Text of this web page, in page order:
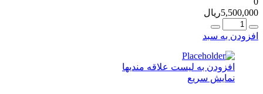
5,500,000ریال
تعداد
افزودن به سبد
افزودن به لیست علاقه مندیها
نمایش سریع